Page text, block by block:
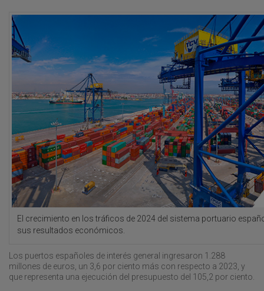
El crecimiento en los tráficos de 2024 del sistema portuario
sus resultados económicos.
Los puertos españoles de interés general ingresaron 1.288
millones de euros, un 3,6 por ciento más con respecto a 2023, y
que representa una ejecución del presupuesto del 105,2 por ciento.